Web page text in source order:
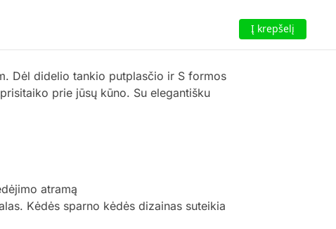
Į krepšelį
Dėl didelio tankio putplasčio ir S formos
prie jūsų kūno. Su elegantišku
atramą
Kėdės sparno kėdės dizainas suteikia